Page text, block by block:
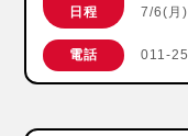
日程
7/6(月
電話 011-